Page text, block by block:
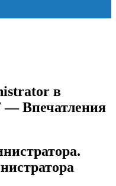
в
— Впечатления